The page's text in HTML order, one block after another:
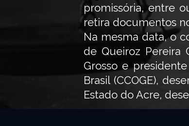
promissória, entre
retira documentos
Na mesma data, o
de Queiroz Pereira
Grosso e
Brasil (CCOGE),
Estado do Acre,